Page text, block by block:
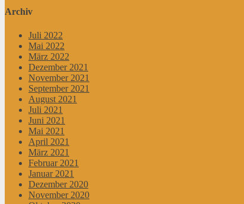
Archiv
Juli 2022
Mai 2022
März 2022
Dezember 2021
November 2021
September 2021
August 2021
Juli 2021
Juni 2021
Mai 2021
April 2021
März 2021
Februar 2021
Januar 2021
Dezember 2020
November 2020